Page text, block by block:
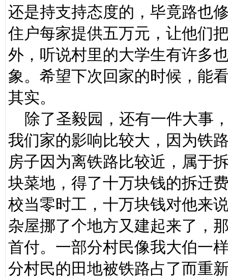
还是持支持态度的，毕竟路也
住户每家提供五万元，让他们
外，听说村里的大学生有许多
象。希望下次回家的时候，能
其实。
除了圣毅园，还有一件大事
我们家的影响比较大，因为铁
房子因为离铁路比较近，属于
块菜地，得了十万块钱的拆迁
校当零时工，十万块钱对他来
杂屋挪了个地方又建起来了，
首付。一部分村民像我大伯一
分村民的田地被铁路占了而重